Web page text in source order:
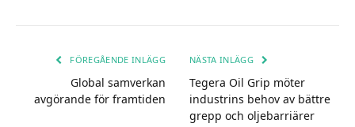
FÖREGÅENDE INLÄGG
Global samverkan
avgörande för framtiden
NÄSTA INLÄGG
Tegera Oil Grip möter
industrins behov av bättre
grepp och oljebarriärer